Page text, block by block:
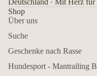
Shop
Über uns
Suche
Geschenke nach Rasse
Hundesport - Mantrailing